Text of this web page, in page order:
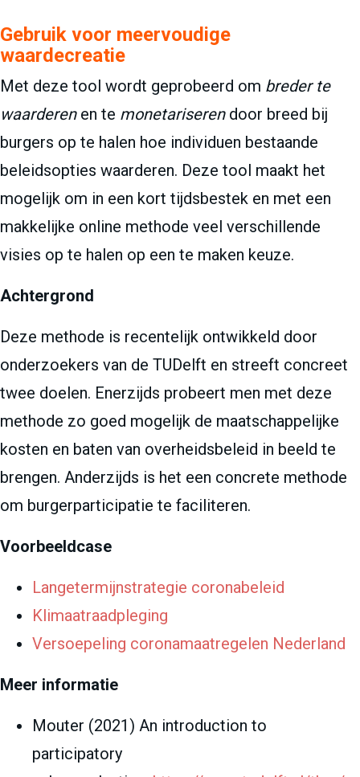
Gebruik voor meervoudige
waardecreatie
Met deze tool wordt geprobeerd om breder te
waarderenen te monetariserendoor breed bij
burgers op te halen hoe individuen bestaande
beleidsopties waarderen. Deze tool maakt het
mogelijk om in een kort tijdsbestek en met een
makkelijke online methode veel verschillende
visies op te halen op een te maken keuze.
Achtergrond
Deze methode is recentelijk ontwikkeld door
onderzoekers van de TUDelft en streeft concreet
twee doelen. Enerzijds probeert men met deze
methode zo goed mogelijk de maatschappelijke
kosten en baten van overheidsbeleid in beeld te
brengen. Anderzijds is het een concrete methode
om burgerparticipatie te faciliteren.
Voorbeeldcase
Langetermijnstrategie coronabeleid
Klimaatraadpleging
Versoepeling coronamaatregelen Nederland
Meer informatie
Mouter (2021) An introduction to
participatory